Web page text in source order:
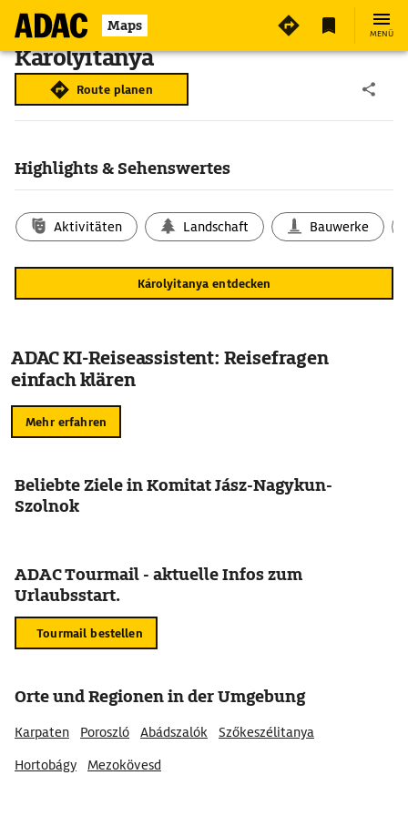
Maps MENÜ
Károlyitanya
Route planen
Highlights & Sehenswertes
Aktivitäten Landschaft Bauwerke
Károlyitanya entdecken
ADAC KI-Reiseassistent: Reisefragen
einfach klären
Mehr erfahren
Beliebte Ziele in Komitat Jász-Nagykun-
Szolnok
ADAC Tourmail - aktuelle Infos zum
Urlaubsstart.
Tourmail bestellen
Orte und Regionen in der Umgebung
Karpaten Poroszló Abádszalók
Szőkeszélitanya
Hortobágy
Mezokövesd